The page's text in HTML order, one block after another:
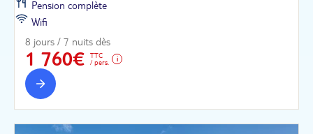
Pension complète
Wifi
8 jours / 7 nuits dès
1 760€
TTC
/ pers.